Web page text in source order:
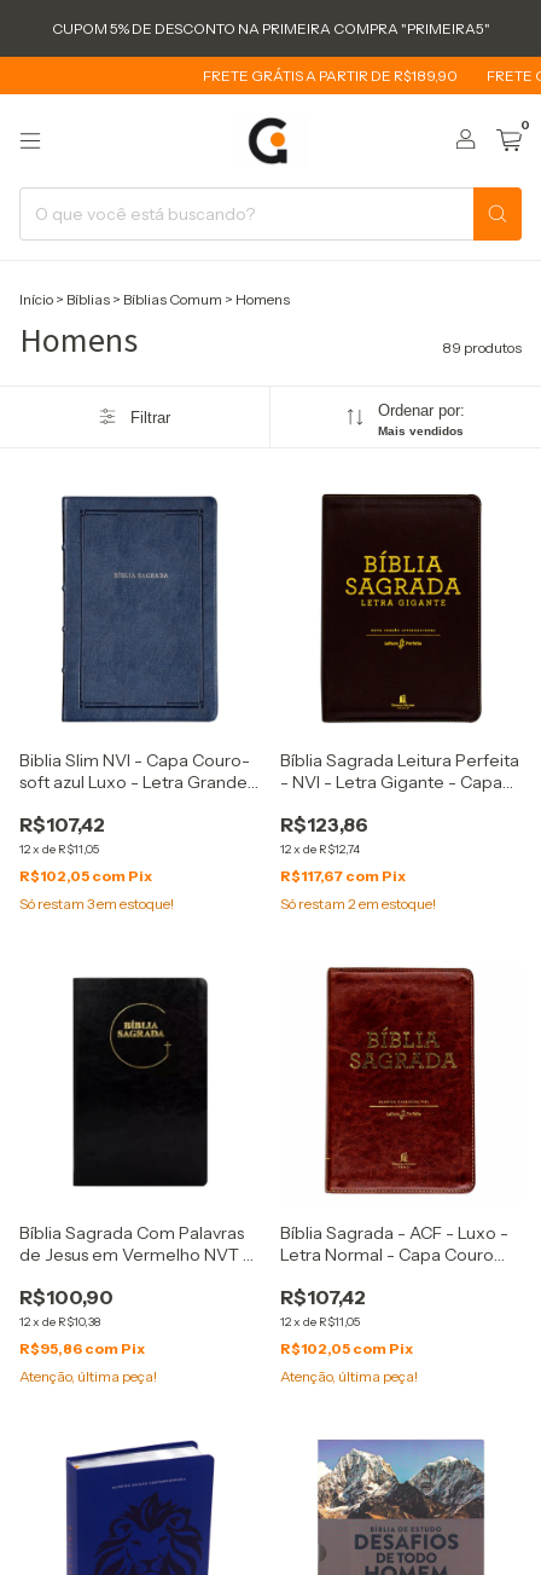
CUPOM 5% DE DESCONTO NA PRIMEIRA COMPRA "PRIMEIRA5"
FRETE GRÁTIS A PARTIR DE R$189,90 FRETE GRÁTIS A
0
Início > Bíblias > Bíblias Comum > Homens
Homens 89 produtos
Filtrar Ordenar por:
Mais vendidos
Biblia Slim NVI - Capa Couro-
soft azul Luxo - Letra Grande -
R$107,42
12x de R$11,05
R$102,05 com Pix
Só restam 3em estoque!
Bíblia Sagrada Leitura Perfeita
- NVI - Letra Gigante - Capa
R$123,86
12x de R$12,74
R$117,67 com Pix
Só restam 2em estoque!
Bíblia Sagrada Com Palavras
de Jesus em Vermelho NVT -
Preta
R$100,90
12x de R$10,38
R$95,86 com Pix
Atenção, última peça!
Bíblia Sagrada - ACF - Luxo -
Letra Normal - Capa Couro
R$107,42
12x de R$11,05
R$102,05 com Pix
Atenção, última peça!